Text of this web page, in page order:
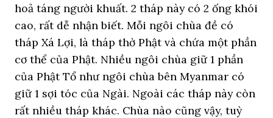
hoả táng người khuất. 2 tháp này có 2 ống khói
cao, rất dễ nhận biết. Mỗi ngôi chùa đề có
tháp Xá Lợi, là tháp thờ Phật và chứa một phần
cơ thể của Phật. Nhiều ngôi chùa giữ 1 phần
của Phật Tổ như ngôi chùa bên Myanmar có
giữ 1 sợi tóc của Ngài. Ngoài các tháp này còn
rất nhiều tháp khác. Chùa nào cũng vậy, tuỳ